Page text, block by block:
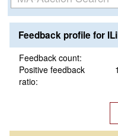
Feedback profile for
Feedback count:
Positive feedback
ratio: